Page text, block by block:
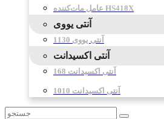
عامل مات‌کننده HS418X
آنتی یووی
آنتی یووی 1130
آنتی اکسیدانت
آنتی اکسیدانت 168
آنتی اکسیدانت 1010